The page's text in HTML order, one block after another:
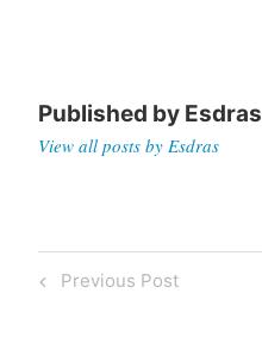
Published by Esdras
View all posts by Esdras
Post
Previous
Previous Post